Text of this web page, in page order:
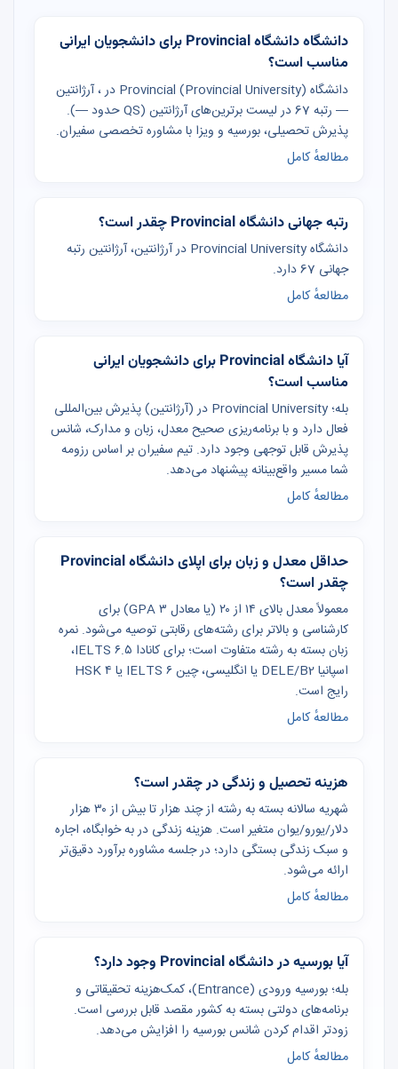
دانشگاه دانشگاه Provincial برای دانشجویان ایرانی
مناسب است؟
دانشگاه Provincial (Provincial University) در ، آرژانتین
— رتبه 67 در لیست برترین‌های آرژانتین (QS حدود —).
پذیرش تحصیلی، بورسیه و ویزا با مشاوره تخصصی سفیران.
مطالعهٔ کامل
رتبه جهانی دانشگاه Provincial چقدر است؟
دانشگاه Provincial University در آرژانتین، آرژانتین رتبه
جهانی 67 دارد.
مطالعهٔ کامل
آیا دانشگاه Provincial برای دانشجویان ایرانی
مناسب است؟
بله؛ Provincial University در (آرژانتین) پذیرش بین‌المللی
فعال دارد و با برنامه‌ریزی صحیح معدل، زبان و مدارک، شانس
پذیرش قابل توجهی وجود دارد. تیم سفیران بر اساس رزومه
شما مسیر واقع‌بینانه پیشنهاد می‌دهد.
مطالعهٔ کامل
حداقل معدل و زبان برای اپلای دانشگاه Provincial
چقدر است؟
معمولاً معدل بالای ۱۴ از ۲۰ (یا معادل GPA ۳) برای
کارشناسی و بالاتر برای رشته‌های رقابتی توصیه می‌شود. نمره
زبان بسته به رشته متفاوت است؛ برای کانادا IELTS ۶.۵،
اسپانیا DELE/B2 یا انگلیسی، چین IELTS ۶ یا HSK ۴
رایج است.
مطالعهٔ کامل
هزینه تحصیل و زندگی در چقدر است؟
شهریه سالانه بسته به رشته از چند هزار تا بیش از ۳۰ هزار
دلار/یورو/یوان متغیر است. هزینه زندگی در به خوابگاه، اجاره
و سبک زندگی بستگی دارد؛ در جلسه مشاوره برآورد دقیق‌تر
ارائه می‌شود.
مطالعهٔ کامل
آیا بورسیه در دانشگاه Provincial وجود دارد؟
بله؛ بورسیه ورودی (Entrance)، کمک‌هزینه تحقیقاتی و
برنامه‌های دولتی بسته به کشور مقصد قابل بررسی است.
زودتر اقدام کردن شانس بورسیه را افزایش می‌دهد.
مطالعهٔ کامل